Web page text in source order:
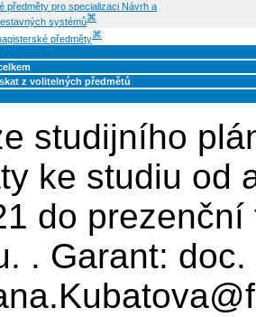
předměty pro specializaci Návrh a
systémů⌘
předměty⌘
z volitelných předmětů
studijního
ke studiu od
do
. Garant: